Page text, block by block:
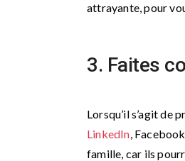
attrayante, pour
3. Faites
Lorsqu’il s’agit de
LinkedIn,
famille, car ils